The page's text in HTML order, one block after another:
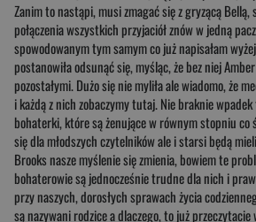
Zanim to nastąpi, musi zmagać się z gryzącą
połączenia wszystkich przyjaciół znów w jedną
spowodowanym tym samym co już napisałam
postanowiła odsunąć się, myśląc, że bez niej
pozostałymi. Dużo się nie myliła ale wiadomo, że
i każdą z nich zobaczymy tutaj. Nie braknie
bohaterki, które są żenujące w równym stopniu co
się dla młodszych czytelników ale i starsi będą
Brooks nasze myślenie się zmienia, bowiem te
bohaterowie są jednocześnie trudne dla nich i
przy naszych, dorosłych sprawach życia
są nazywani rodzice a dlaczego, to już